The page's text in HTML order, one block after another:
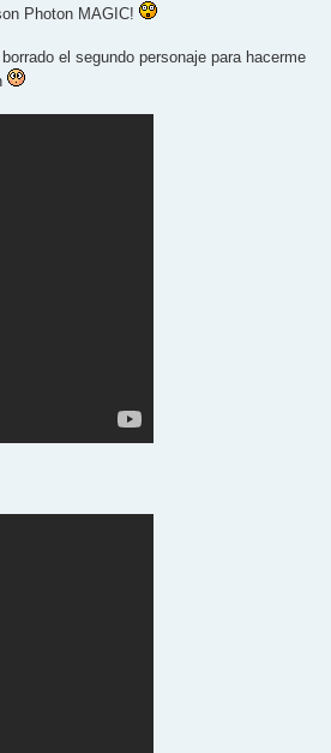
Photon MAGIC!
el segundo personaje para hacerme